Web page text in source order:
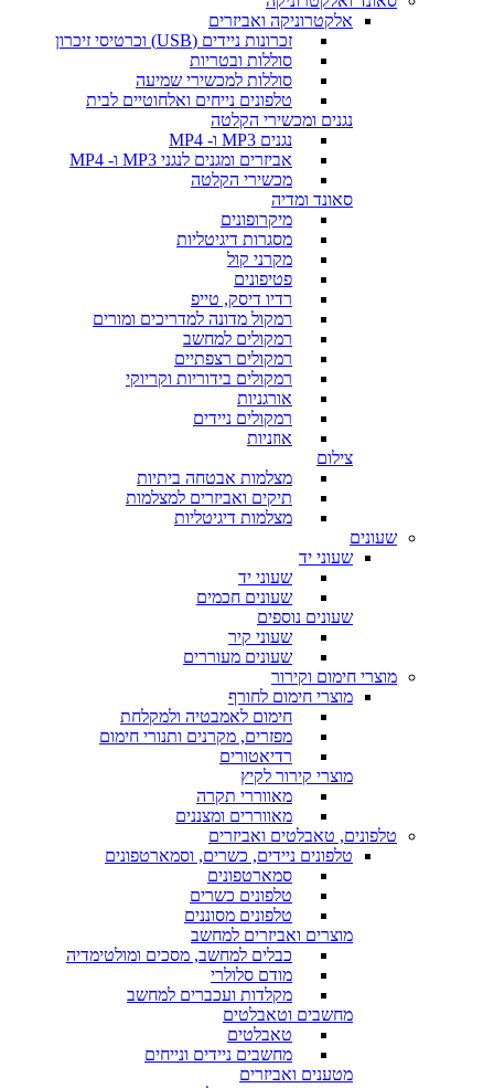
אלקטרוניקה ואביזרים
זכרונות ניידים (USB) וכרטיסי זיכרון
סוללות ובטריות
סוללות למכשירי שמיעה
טלפונים נייחים ואלחוטיים לבית
נגנים ומכשירי הקלטה
נגנים MP3 ו- MP4
אביזרים ומגנים לנגני MP3 ו- MP4
מכשירי הקלטה
סאונד ומדיה
מיקרופונים
מסגרות דיגיטליות
מקרני קול
פטיפונים
רדיו דיסק, טייפ
רמקול מדונה למדריכים ומורים
רמקולים למחשב
רמקולים רצפתיים
רמקולים בידוריות וקריוקי
אורגניות
רמקולים ניידים
אוזניות
צילום
מצלמות אבטחה ביתיות
תיקים ואביזרים למצלמות
מצלמות דיגיטליות
שעונים
שעוני יד
שעוני יד
שעונים חכמים
שעונים נוספים
שעוני קיר
שעונים מעוררים
מוצרי חימום וקירור
מוצרי חימום לחורף
חימום לאמבטיה ולמקלחת
מפזרים, מקרנים ותנורי חימום
רדיאטורים
מוצרי קירור לקיץ
מאווררי תקרה
מאווררים ומצננים
טלפונים, טאבלטים ואביזרים
טלפונים ניידים, כשרים, וסמארטפונים
סמארטפונים
טלפונים כשרים
טלפונים מסוננים
מוצרים ואביזרים למחשב
כבלים למחשב, מסכים ומולטימדיה
מודם סלולרי
מקלדות ועכברים למחשב
מחשבים וטאבלטים
טאבלטים
מחשבים ניידים ונייחים
מטענים ואביזרים